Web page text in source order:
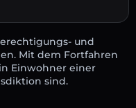
und
Mit dem Fortfahren
Einwohner einer
sind.